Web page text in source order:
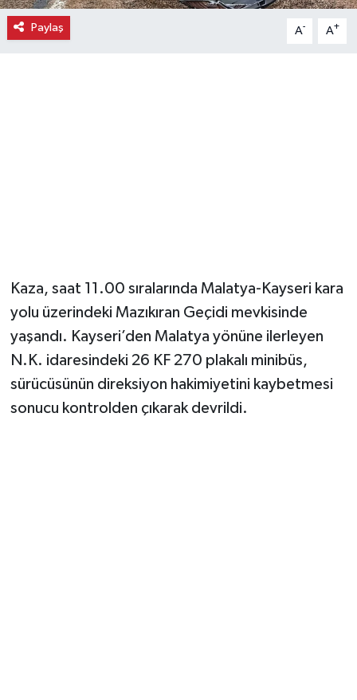
Paylaş A- A+
Kaza, saat 11.00 sıralarında Malatya-Kayseri kara
yolu üzerindeki Mazıkıran Geçidi mevkisinde
yaşandı. Kayseri’den Malatya yönüne ilerleyen
N.K. idaresindeki 26 KF 270 plakalı minibüs,
sürücüsünün direksiyon hakimiyetini kaybetmesi
sonucu kontrolden çıkarak devrildi.
Haber
Seri İlan
Siyaset
Sokak Hayvanlarını Sahiplendirme